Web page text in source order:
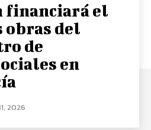
financiará el
obras del
de
en
2026